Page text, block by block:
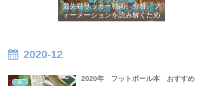
最先端サッカー戦術、分析、フ
ォーメーションを読み解くため
のサッカー本おすすめ32選
2020-12
本 2020年 フットボール本 おすすめ